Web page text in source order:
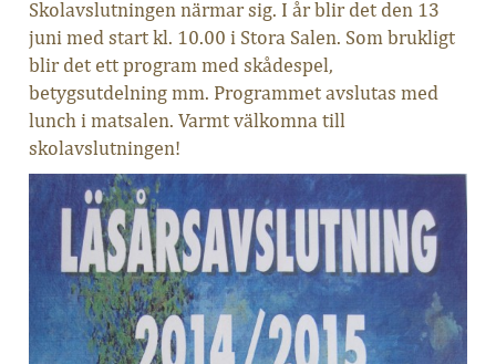
Skolavslutningen närmar sig. I år blir det den 13
juni med start kl. 10.00 i Stora Salen. Som brukligt
blir det ett program med skådespel,
betygsutdelning mm. Programmet avslutas med
lunch i matsalen. Varmt välkomna till
skolavslutningen!